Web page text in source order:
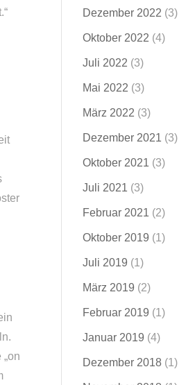
Dezember 2022 (3)
Oktober 2022 (4)
Juli 2022 (3)
Mai 2022 (3)
März 2022 (3)
Dezember 2021 (3)
Oktober 2021 (3)
Juli 2021 (3)
Februar 2021 (2)
Oktober 2019 (1)
Juli 2019 (1)
März 2019 (2)
Februar 2019 (1)
Januar 2019 (4)
Dezember 2018 (1)